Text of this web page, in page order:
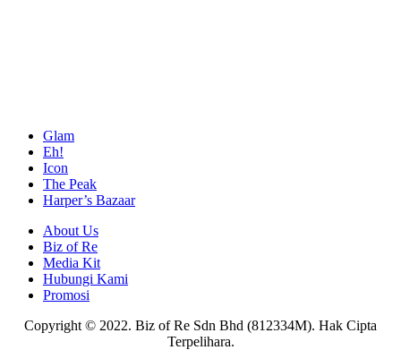
Glam
Eh!
Icon
The Peak
Harper’s Bazaar
About Us
Biz of Re
Media Kit
Hubungi Kami
Promosi
Copyright © 2022. Biz of Re Sdn Bhd (812334M). Hak Cipta
Terpelihara.